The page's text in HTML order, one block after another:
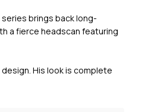
brings back long-
a fierce headscan featuring
His look is complete